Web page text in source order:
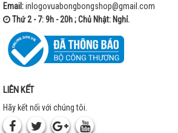
Email:inlogovuabongbongshop@gmail.com
Thứ 2 - 7: 9h - 20h ; Chủ Nhật: Nghỉ.
LIÊN KẾT
Hãy kết nối với chúng tôi.